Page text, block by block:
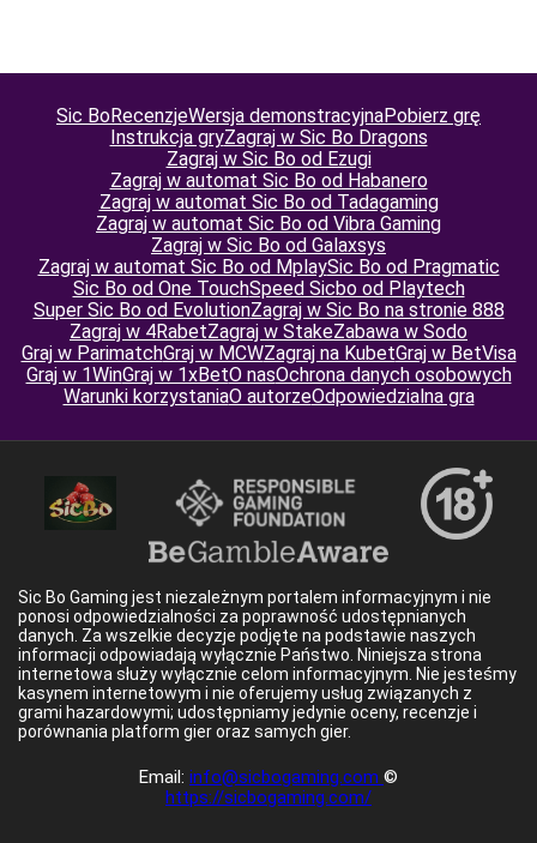
Sic BoRecenzjeWersja demonstracyjnaPobierz grę
Instrukcja gryZagraj w Sic Bo Dragons
Zagraj w Sic Bo od Ezugi
Zagraj w automat Sic Bo od Habanero
Zagraj w automat Sic Bo od Tadagaming
Zagraj w automat Sic Bo od Vibra Gaming
Zagraj w Sic Bo od Galaxsys
Zagraj w automat Sic Bo od MplaySic Bo od Pragmatic
Sic Bo od One TouchSpeed Sicbo od Playtech
Super Sic Bo od EvolutionZagraj w Sic Bo na stronie 888
Zagraj w 4RabetZagraj w StakeZabawa w Sodo
Graj w ParimatchGraj w MCWZagraj na KubetGraj w BetVisa
Graj w 1WinGraj w 1xBetO nasOchrona danych osobowych
Warunki korzystaniaO autorzeOdpowiedzialna gra
Sic Bo Gaming jest niezależnym portalem informacyjnym i nie
ponosi odpowiedzialności za poprawność udostępnianych
danych. Za wszelkie decyzje podjęte na podstawie naszych
informacji odpowiadają wyłącznie Państwo. Niniejsza strona
internetowa służy wyłącznie celom informacyjnym. Nie jesteśmy
kasynem internetowym i nie oferujemy usług związanych z
grami hazardowymi; udostępniamy jedynie oceny, recenzje i
porównania platform gier oraz samych gier.
Email: info@sicbogaming.com ©
https://sicbogaming.com/